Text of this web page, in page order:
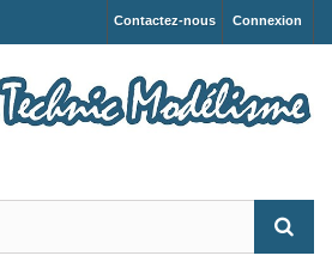
Connexion
Contactez-nous